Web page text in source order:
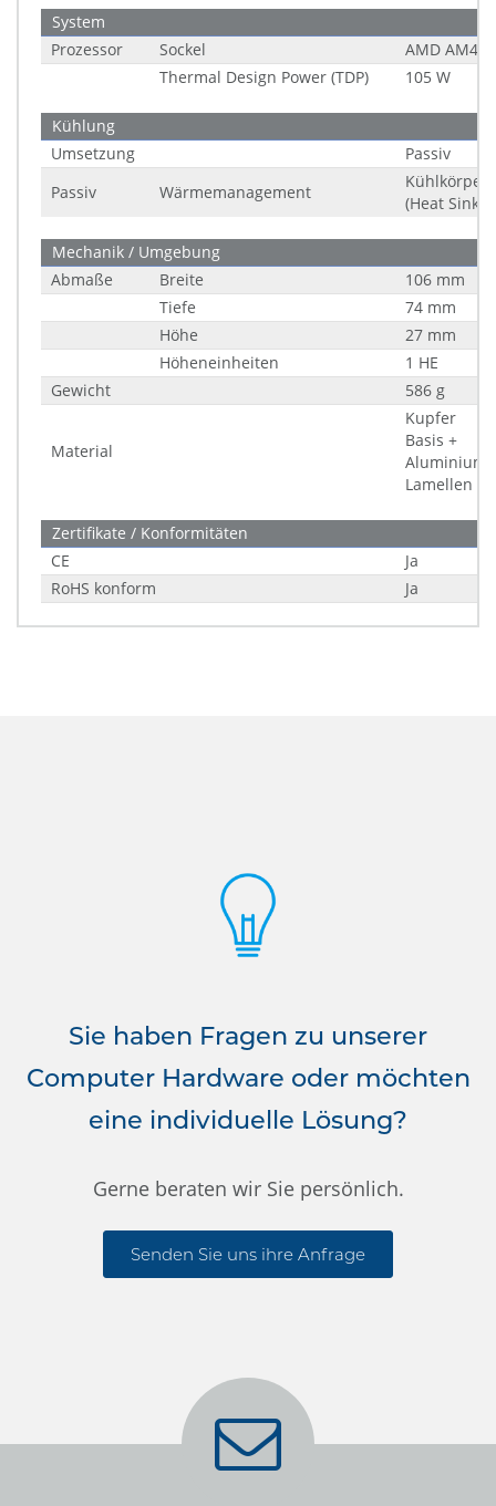
System
Prozessor
Sockel
AMD AM4
Thermal Design Power (TDP)
105 W
Kühlung
Umsetzung
Passiv
Passiv
Wärmemanagement
Kühlkörper
(Heat Sink)
Mechanik / Umgebung
Abmaße
Breite
106 mm
Tiefe
74 mm
Höhe
27 mm
Höheneinheiten
1 HE
Gewicht
586 g
Material
Kupfer
Basis +
Aluminium
Lamellen
Zertifikate / Konformitäten
CE
Ja
RoHS konform
Ja
Sie haben Fragen zu unserer
Computer Hardware oder möchten
eine individuelle Lösung?
Gerne beraten wir Sie persönlich.
Senden Sie uns ihre Anfrage